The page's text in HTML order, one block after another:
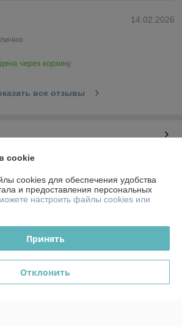
14.02.2026
через корзину
все отзывы
cookies
cookie
cookies для обеспечения удобства
и предоставления персональных
настроить файлы cookies или
Принять
Отклонить